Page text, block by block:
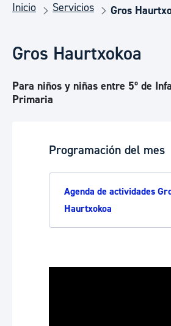
Inicio Servicios Gros
Gros Haurtxokoa
Para niños y niñas entre 5º de
Primaria
Programación del mes
Agenda de actividades
Haurtxokoa